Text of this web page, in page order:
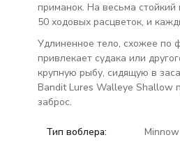
приманок. На весьма стойкий
50 ходовых расцветок, и
Удлиненное тело, схожее по
привлекает судака или
крупную рыбу, сидящую в
Bandit Lures Walleye Shallow
заброс.
Тип воблера: Minnow